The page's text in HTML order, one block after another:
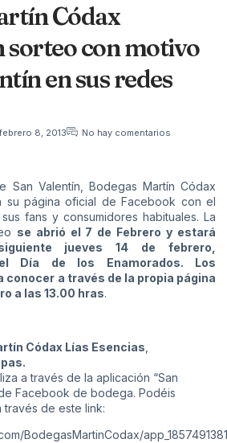
Códax
sorteo con motivo
en sus redes
febrero 8, 2013
No hay comentarios
San Valentín, Bodegas Martín Códax
su página oficial de Facebook con el
fans y consumidores habituales. La
se abrió el 7 de Febrero y estará
jueves 14 de febrero,
Día de los Enamorados. Los
conocer a través de la propia página
a las 13.00 hras.
Códax Lías Esencias
a través de la aplicación “San
Facebook de bodega. Podéis
de este link:
BodegasMartinCodax/